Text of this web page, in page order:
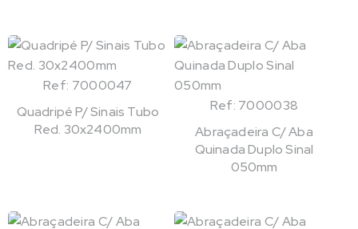
Ref: 7000047
Quadripé P/ Sinais Tubo
Red. 30x2400mm
Ref: 7000038
Abraçadeira C/ Aba
Quinada Duplo Sinal
050mm